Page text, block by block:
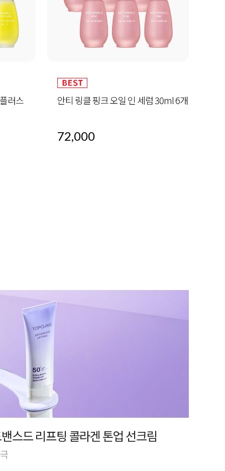
6개
알바트로스 레포츠 선 50ml (SPF 50+
32,000
스드 리프팅 콜라겐 톤업 선크림